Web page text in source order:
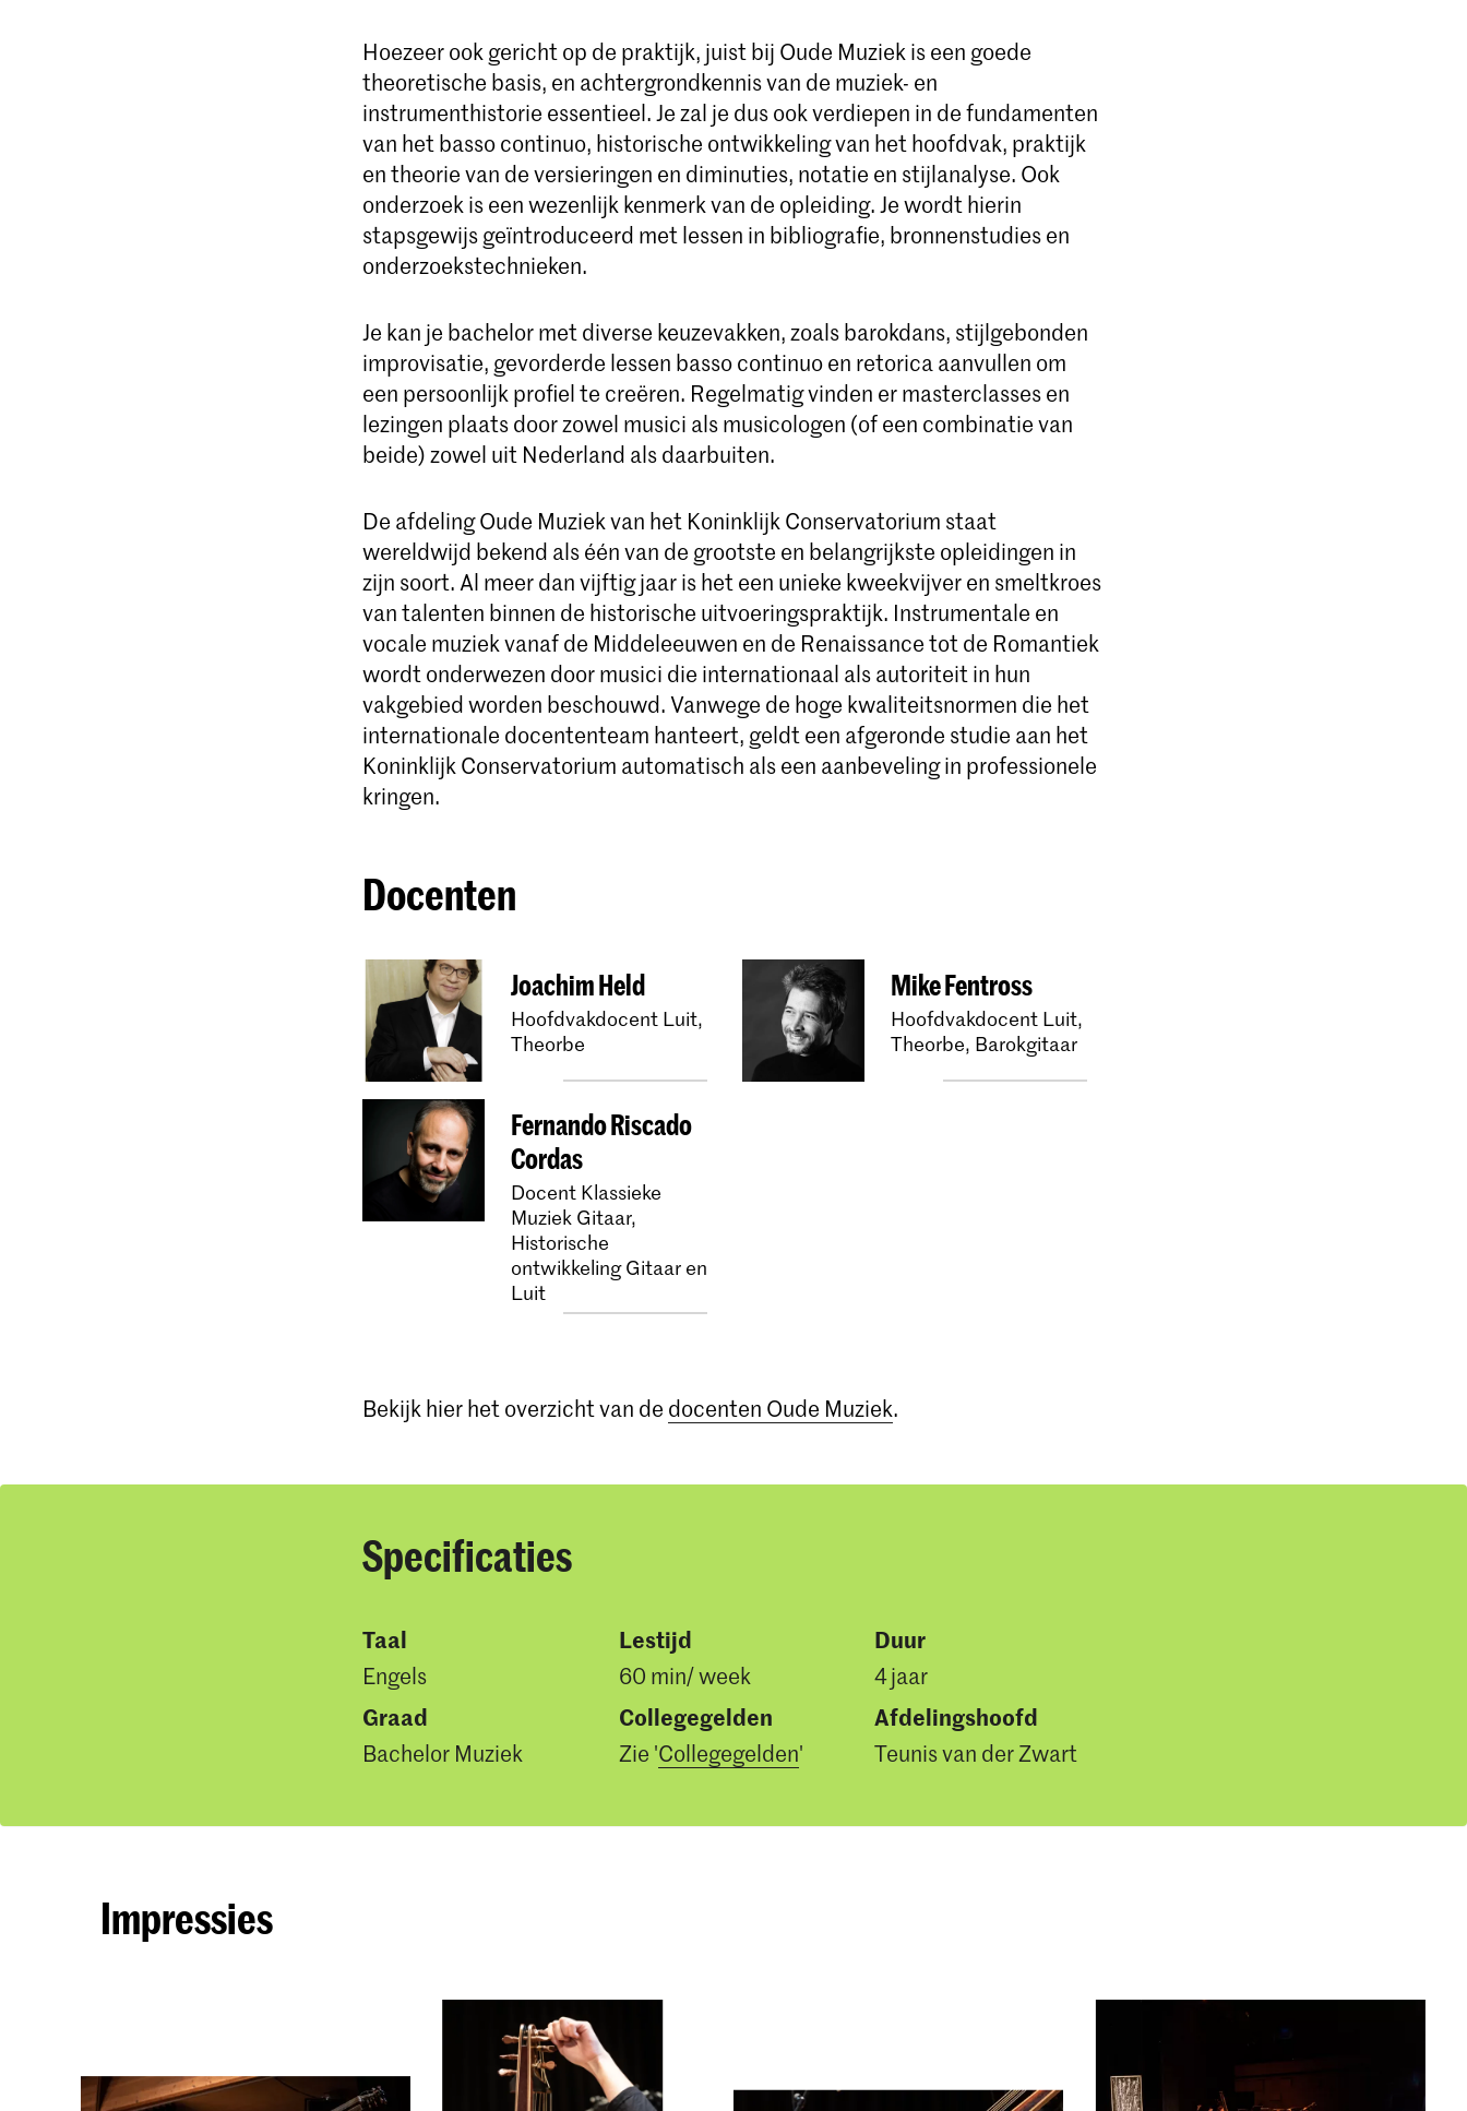
Hoezeer ook gericht op de praktijk, juist bij Oude Muziek is een goede
theoretische basis, en achtergrondkennis van de muziek- en
instrumenthistorie essentieel. Je zal je dus ook verdiepen in de fundamenten
van het basso continuo, historische ontwikkeling van het hoofdvak, praktijk
en theorie van de versieringen en diminuties, notatie en stijlanalyse. Ook
onderzoek is een wezenlijk kenmerk van de opleiding. Je wordt hierin
stapsgewijs geïntroduceerd met lessen in bibliografie, bronnenstudies en
onderzoekstechnieken.
Je kan je bachelor met diverse keuzevakken, zoals barokdans, stijlgebonden
improvisatie, gevorderde lessen basso continuo en retorica aanvullen om
een persoonlijk profiel te creëren. Regelmatig vinden er masterclasses en
lezingen plaats door zowel musici als musicologen (of een combinatie van
beide) zowel uit Nederland als daarbuiten.
De afdeling Oude Muziek van het Koninklijk Conservatorium staat
wereldwijd bekend als één van de grootste en belangrijkste opleidingen in
zijn soort. Al meer dan vijftig jaar is het een unieke kweekvijver en smeltkroes
van talenten binnen de historische uitvoeringspraktijk. Instrumentale en
vocale muziek vanaf de Middeleeuwen en de Renaissance tot de Romantiek
wordt onderwezen door musici die internationaal als autoriteit in hun
vakgebied worden beschouwd. Vanwege de hoge kwaliteitsnormen die het
internationale docententeam hanteert, geldt een afgeronde studie aan het
Koninklijk Conservatorium automatisch als een aanbeveling in professionele
kringen.
Docenten
Joachim Held
Hoofdvakdocent Luit,
Theorbe
Mike Fentross
Hoofdvakdocent Luit,
Theorbe, Barokgitaar
Fernando Riscado
Cordas
Docent Klassieke
Muziek Gitaar,
Historische
ontwikkeling Gitaar en
Luit
Bekijk hier het overzicht van de docenten Oude Muziek.
Specificaties
Taal
Engels
Lestijd
60 min/ week
Duur
4 jaar
Graad
Bachelor Muziek
Collegegelden
Zie 'Collegegelden'
Afdelingshoofd
Teunis van der Zwart
Impressies